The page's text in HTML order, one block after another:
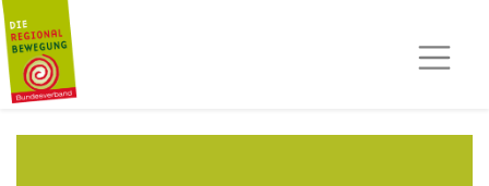
AKTUELLES TERMINE REGIOPOST PRESSE